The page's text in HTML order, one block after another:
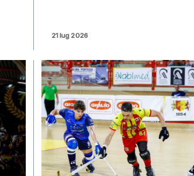
21 lug 2026